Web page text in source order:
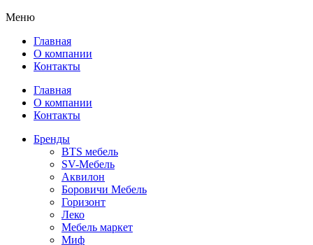
Меню
Главная
О компании
Контакты
Главная
О компании
Контакты
Бренды
BTS мебель
SV-Мебель
Аквилон
Боровичи Мебель
Горизонт
Леко
Мебель маркет
Миф